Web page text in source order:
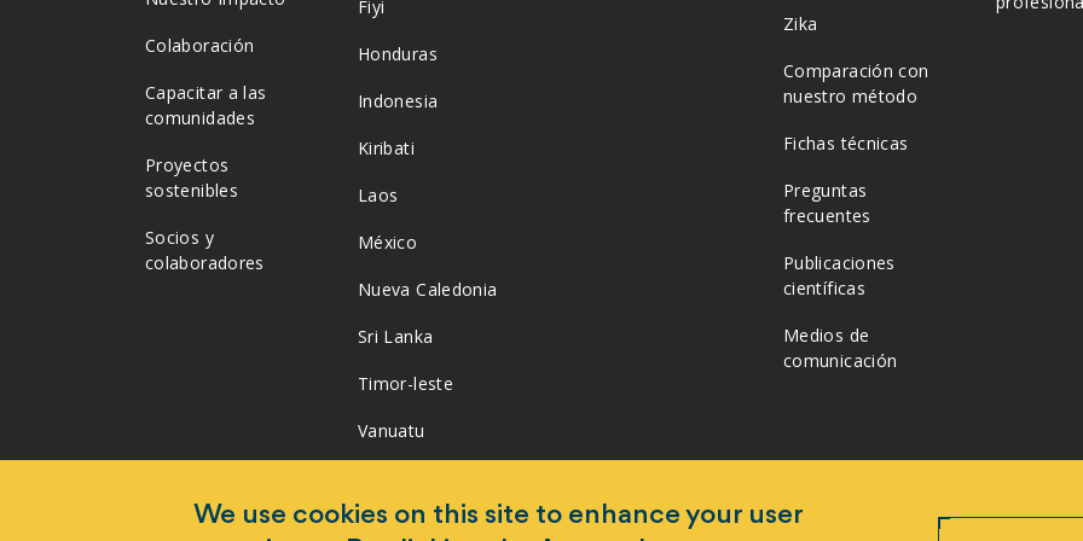
Colaboración
Capacitar a las
comunidades
Proyectos
sostenibles
Socios y
colaboradores
Fiyi
Honduras
Indonesia
Kiribati
Laos
México
Nueva Caledonia
Sri Lanka
Timor-leste
Vanuatu
Zika
Comparación con
nuestro método
Fichas técnicas
Preguntas
frecuentes
Publicaciones
científicas
Medios de
comunicación
We use cookies on this site to enhance your user